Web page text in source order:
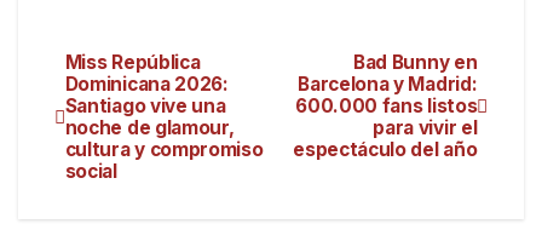
Bad Bunny en
Barcelona y Madrid:
600.000 fans listos
para vivir el
espectáculo del año
Miss República
Dominicana 2026:
Santiago vive una
noche de glamour,
cultura y compromiso
social